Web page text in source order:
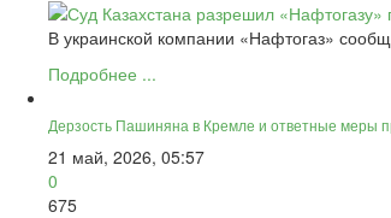
В украинской компании «Нафтогаз»
Подробнее ...
Дерзость Пашиняна в Кремле и ответные меры
21 май, 2026, 05:57
0
675